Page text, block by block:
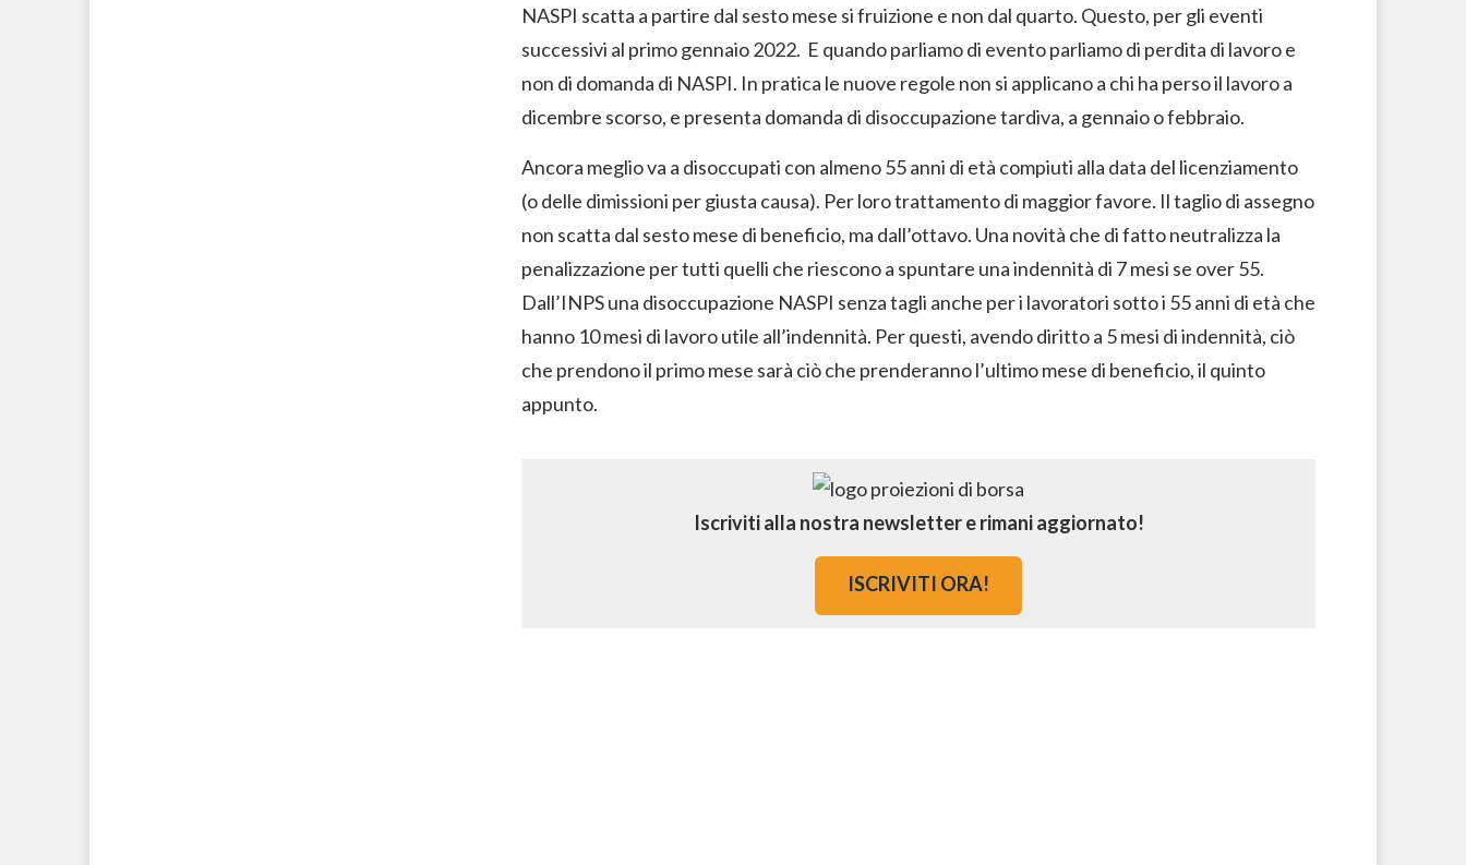
NASPI scatta a partire dal sesto mese si fruizione e non dal quarto. Questo, per gli eventi
successivi al primo gennaio 2022. E quando parliamo di evento parliamo di perdita di lavoro e
non di domanda di NASPI. In pratica le nuove regole non si applicano a chi ha perso il lavoro a
dicembre scorso, e presenta domanda di disoccupazione tardiva, a gennaio o febbraio.
Ancora meglio va a disoccupati con almeno 55 anni di età compiuti alla data del licenziamento
(o delle dimissioni per giusta causa). Per loro trattamento di maggior favore. Il taglio di assegno
non scatta dal sesto mese di beneficio, ma dall’ottavo. Una novità che di fatto neutralizza la
penalizzazione per tutti quelli che riescono a spuntare una indennità di 7 mesi se over 55.
Dall’INPS una disoccupazione NASPI senza tagli anche per i lavoratori sotto i 55 anni di età che
hanno 10 mesi di lavoro utile all’indennità. Per questi, avendo diritto a 5 mesi di indennità, ciò
che prendono il primo mese sarà ciò che prenderanno l’ultimo mese di beneficio, il quinto
appunto.
Iscriviti alla nostra newsletter e rimani aggiornato!
ISCRIVITI ORA!